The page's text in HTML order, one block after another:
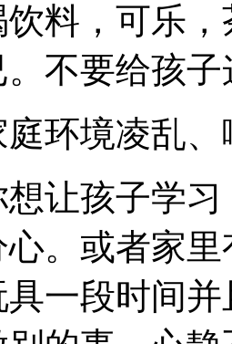
料，可乐
不要给孩
环境凌乱、
孩子学习
。或者家
一段时间